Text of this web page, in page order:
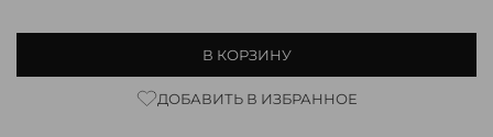
В КОРЗИНУ
ДОБАВИТЬ В ИЗБРАННОЕ